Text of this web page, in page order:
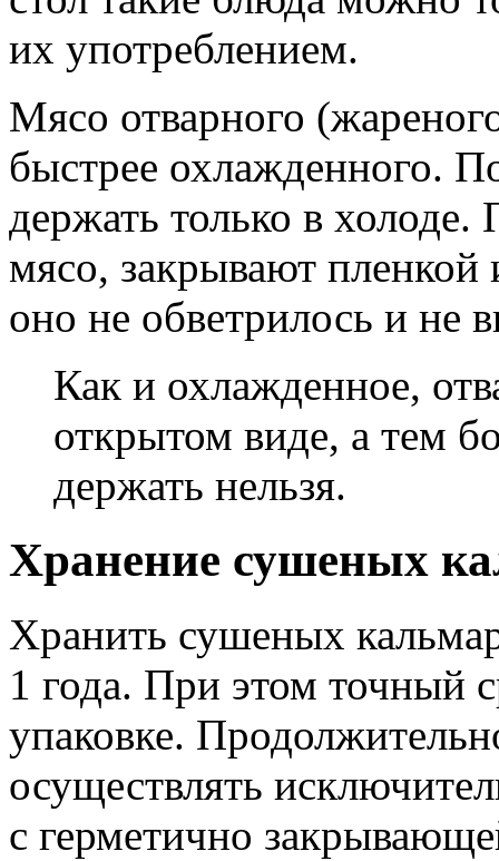
их употреблением.
Мясо отварного
быстрее охлажденного.
держать только в холоде.
мясо, закрывают
оно не обветрилось и не
Как и охлажденное,
открытом виде, а тем
держать нельзя.
Хранение сушеных
Хранить сушеных
1 года. При этом точный
упаковке.
осуществлять
с герметично